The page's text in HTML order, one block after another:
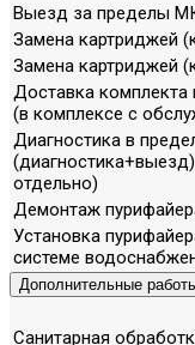
Выезд за пределы
Замена картриджей
Замена картриджей
Доставка
(в комплексе с
Диагностика в
отдельно)
Демонтаж
Установка
системе
Дополнительные
Санитарная